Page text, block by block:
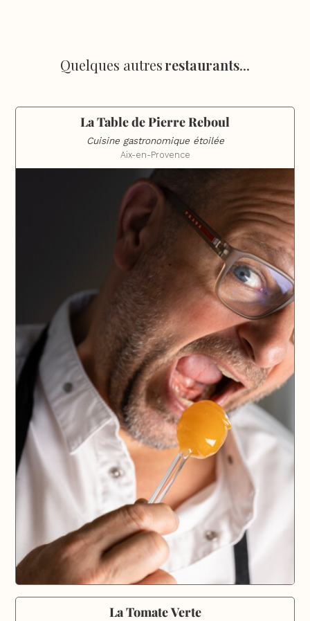
Quelques autresrestaurants...
La Table de Pierre Reboul
Cuisine gastronomique étoilée
Aix-en-Provence
La Tomate Verte